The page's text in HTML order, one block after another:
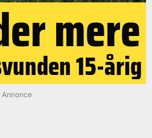
mere
15-årig
Annonce